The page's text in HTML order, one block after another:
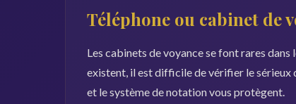
Téléphone ou cabinet de
Les cabinets de voyance se font rares
existent, il est difficile de vérifier le sérieux
et le système de notation vous protègent.